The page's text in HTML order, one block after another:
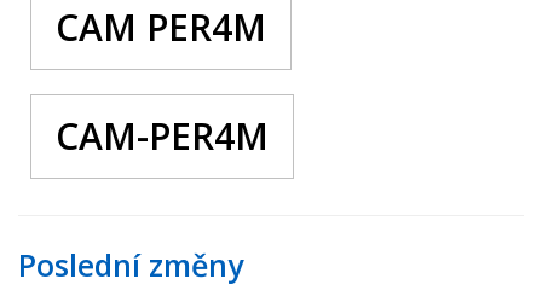
CAM PER4M
CAM-PER4M
Poslední změny